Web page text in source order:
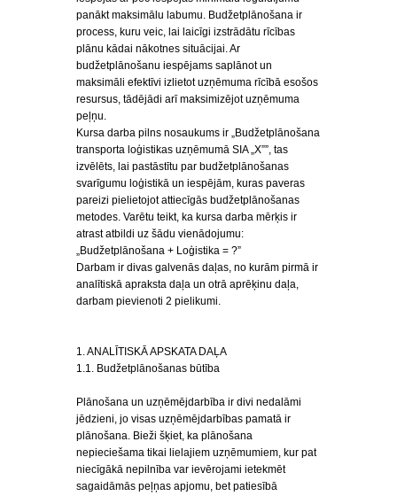
panākt maksimālu labumu. Budžetplānošana ir
process, kuru veic, lai laicīgi izstrādātu rīcības
plānu kādai nākotnes situācijai. Ar
budžetplānošanu iespējams saplānot un
maksimāli efektīvi izlietot uzņēmuma rīcībā esošos
resursus, tādējādi arī maksimizējot uzņēmuma
peļņu.
Kursa darba pilns nosaukums ir „Budžetplānošana
transporta loģistikas uzņēmumā SIA „X””, tas
izvēlēts, lai pastāstītu par budžetplānošanas
svarīgumu loģistikā un iespējām, kuras paveras
pareizi pielietojot attiecīgās budžetplānošanas
metodes. Varētu teikt, ka kursa darba mērķis ir
atrast atbildi uz šādu vienādojumu:
„Budžetplānošana + Loģistika = ?”
Darbam ir divas galvenās daļas, no kurām pirmā ir
analītiskā apraksta daļa un otrā aprēķinu daļa,
darbam pievienoti 2 pielikumi.
1. ANALĪTISKĀ APSKATA DAĻA
1.1. Budžetplānošanas būtība
Plānošana un uzņēmējdarbība ir divi nedalāmi
jēdzieni, jo visas uzņēmējdarbības pamatā ir
plānošana. Bieži šķiet, ka plānošana
nepieciešama tikai lielajiem uzņēmumiem, kur pat
niecīgākā nepilnība var ievērojami ietekmēt
sagaidāmās peļņas apjomu, bet patiesībā